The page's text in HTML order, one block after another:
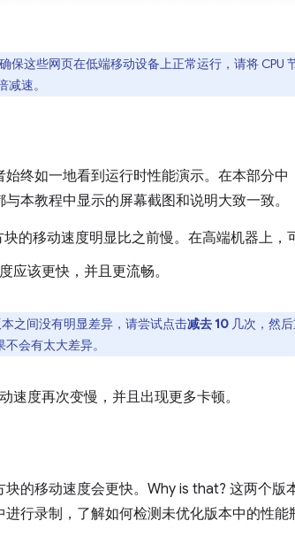
保这些网页在低端移动设备上正常运行，请将 CPU
速。
终如一地看到运行时性能演示。在本部分
本教程中显示的屏幕截图和说明大致一致。
块的移动速度明显比之前慢。在高端机器上，
应该更快，并且更流畅。
之间没有明显差异，请尝试点击减去 10 几次，然
会有太大差异。
速度再次变慢，并且出现更多卡顿。
的移动速度会更快。Why is that? 这两个版
进行录制，了解如何检测未优化版本中的性能